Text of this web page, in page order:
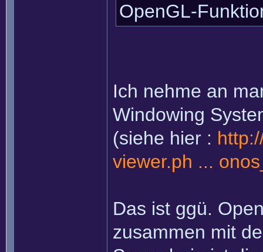
OpenGL-
Ich nehme an
Windowing
(siehe hier :
viewer.ph ...
Das ist ggü.
zusammen mit